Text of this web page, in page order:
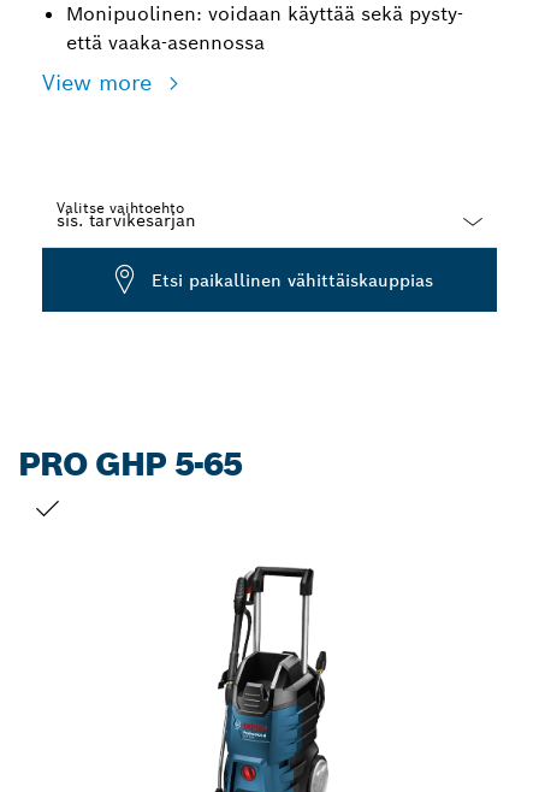
Monipuolinen: voidaan käyttää sekä pysty-
että vaaka-asennossa
View more
Valitse vaihtoehto
Dropdown
Etsi paikallinen vähittäiskauppias
PRO GHP 5-65